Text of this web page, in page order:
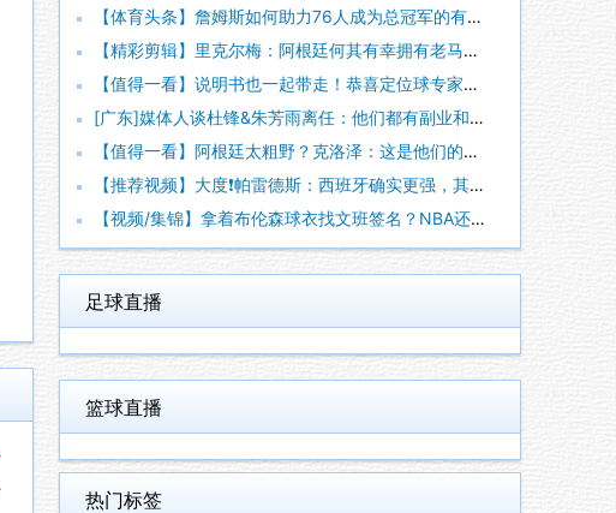
【体育头条】詹姆斯如何助力76人成为总冠军的有力争夺者？组织
【精彩剪辑】里克尔梅：阿根廷何其有幸拥有老马和梅西； 体力充
【值得一看】说明书也一起带走！恭喜定位球专家麦克菲从维拉转投
[广东]媒体人谈杜锋&朱芳雨离任：他们都有副业和兼项 体育唯
【值得一看】阿根廷太粗野？克洛泽：这是他们的特色，极其强调对
【推荐视频】大度❗️帕雷德斯：西班牙确实更强，其他没啥好辟谣
【视频/集锦】拿着布伦森球衣找文班签名？NBA还有哪些“贴脸
足球直播
篮球直播
热门标签